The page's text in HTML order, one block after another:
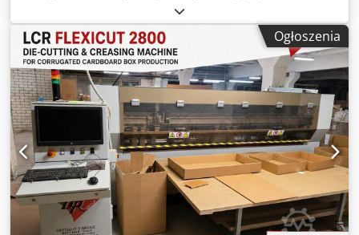
, napięcie wejściowe:
sprzedania dwa segmenty drukujące flexo wyjęte z
urządzenia Autobox 2600+2x FelexoPrint+Multicut.
Maszyna o szerokości roboczej 2600 z 2017 roku. Drukarki
praktycznie nie używane z ceramicznymi aniloxami.
Maksymalny format zadruku 1150 x 990 mm. Crsdszq Eg
Uopfx Apmef
Ogłoszenia